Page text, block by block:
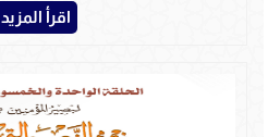
اقرأ المزيد